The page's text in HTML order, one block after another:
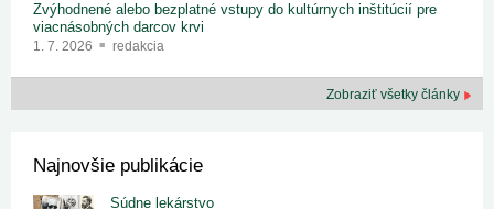
Zvýhodnené alebo bezplatné vstupy do kultúrnych inštitúcií pre
viacnásobných darcov krvi
1. 7. 2026 redakcia
Zobraziť všetky články
Najnovšie publikácie
Súdne lekárstvo